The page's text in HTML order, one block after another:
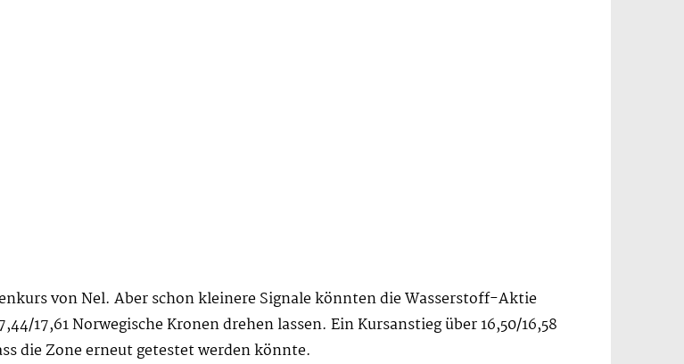
von Nel. Aber schon kleinere Signale könnten die Wasserstoff-Aktie
17,61 Norwegische Kronen drehen lassen. Ein Kursanstieg über 16,50/16,58
die Zone erneut getestet werden könnte.